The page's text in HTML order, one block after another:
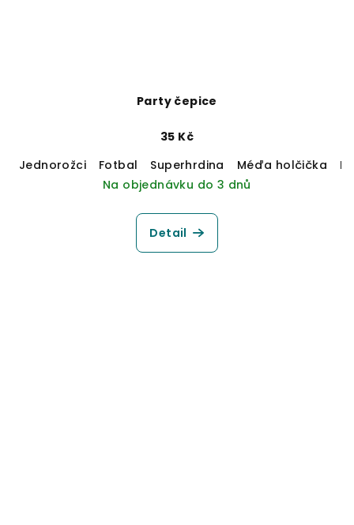
Party čepice
35 Kč
Jednorožci
Fotbal Superhrdina Méďa holčička
Na objednávku do 3 dnů
Detail